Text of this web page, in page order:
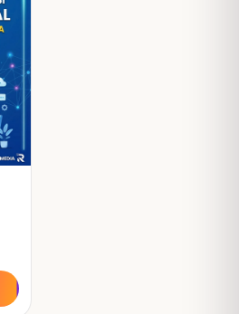
Anda selalu merasa dihargai.
untuk memiliki
merevolusi cara Anda
pada teknologi ini
untuk pertumbuhan
kemudahan, efisiensi, dan
butuhkan. Hubungi kami